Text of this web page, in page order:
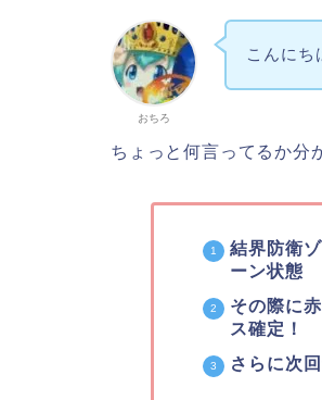
おちろ
こんにち
ちょっと何言ってるか分
結界防衛
ーン状態
その際に
ス確定！
さらに次